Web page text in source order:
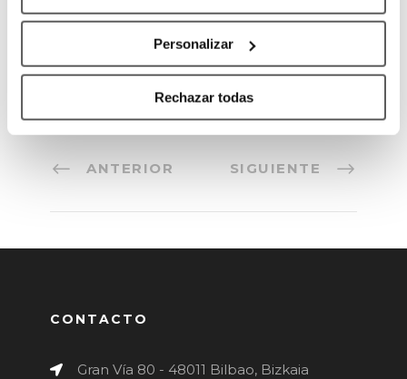
Personalizar
Rechazar todas
bien”.
ANTERIOR SIGUIENTE
CONTACTO
Gran Vía 80 - 48011 Bilbao, Bizkaia